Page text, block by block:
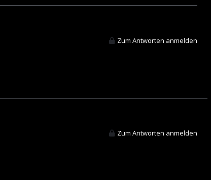
Zum Antworten anmelden
Zum Antworten anmelden